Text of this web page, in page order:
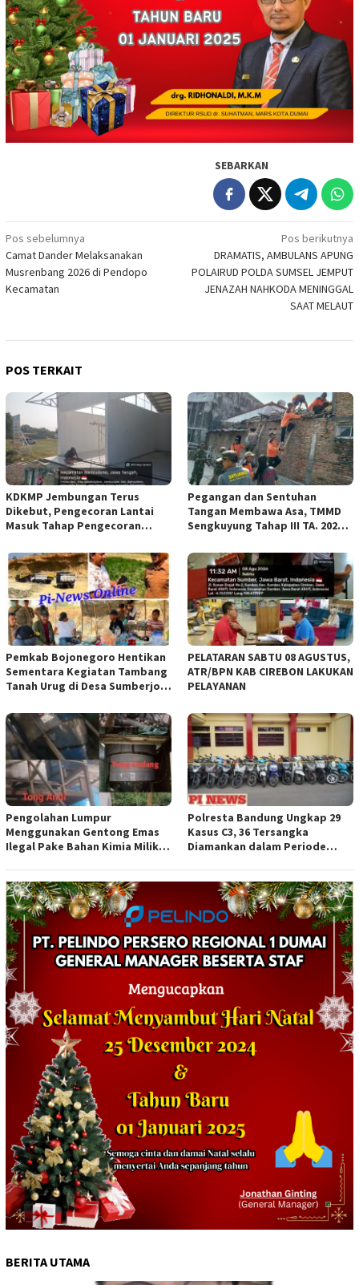
SEBARKAN
Navigasi
pos
Pos sebelumnya
Camat Dander Melaksanakan
Musrenbang 2026 di Pendopo
Kecamatan
Pos berikutnya
DRAMATIS, AMBULANS APUNG
POLAIRUD POLDA SUMSEL JEMPUT
JENAZAH NAHKODA MENINGGAL
SAAT MELAUT
POS TERKAIT
KDKMP Jembungan Terus
Dikebut, Pengecoran Lantai
Masuk Tahap Pengecoran
Pegangan dan Sentuhan
Tangan Membawa Asa, TMMD
Sengkuyung Tahap III TA. 2026
Pemkab Bojonegoro Hentikan
Sementara Kegiatan Tambang
Tanah Urug di Desa Sumberjo
Lintas Instansi
PELATARAN SABTU 08 AGUSTUS,
ATR/BPN KAB CIREBON LAKUKAN
PELAYANAN
Pengolahan Lumpur
Menggunakan Gentong Emas
Ilegal Pake Bahan Kimia Milik
Aparat Penegak Hukum ( APH )
Jangan Sampai Diam Saja
Polresta Bandung Ungkap 29
Kasus C3, 36 Tersangka
Diamankan dalam Periode
BERITA UTAMA